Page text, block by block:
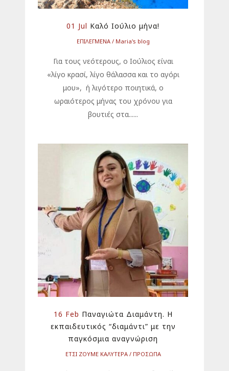
01 Jul Καλό Ιούλιο μήνα!
ΕΠΙΛΕΓΜΕΝΑ Μaria's blog
Για τους νεότερους, ο Ιούλιος είναι
«λίγο κρασί, λίγο θάλασσα και το αγόρι
μου», ή λιγότερο ποιητικά, ο
ωραιότερος μήνας του χρόνου για
βουτιές στα......
16 Feb Παναγιώτα Διαμάντη. Η
εκπαιδευτικός “διαμάντι” με την
παγκόσμια αναγνώριση
ΕΤΣΙ ΖΟΥΜΕ ΚΑΛΥΤΕΡΑ ΠΡΟΣΩΠΑ